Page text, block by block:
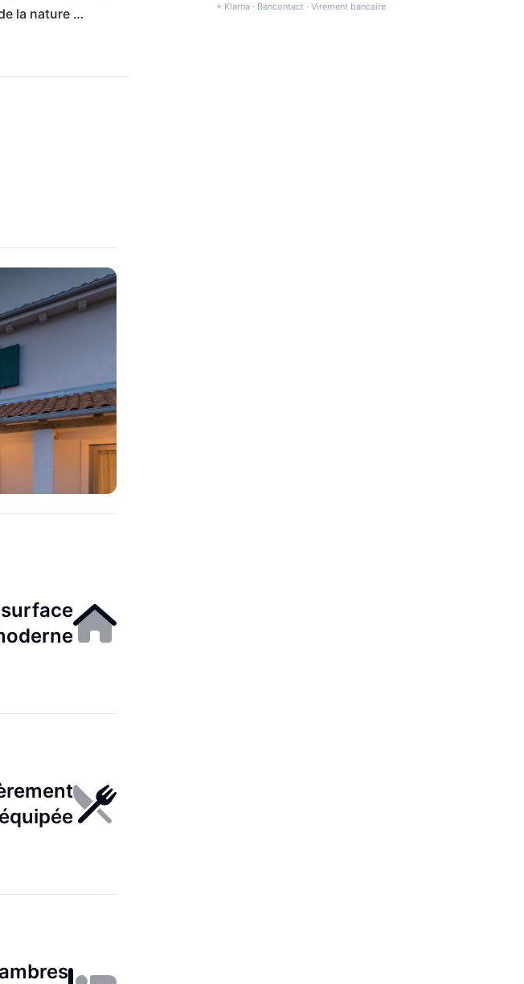
la nature
quelques
rejoindre
magnifiques
surface
équipée
+ Klarna · Bancontact · Virement bancaire